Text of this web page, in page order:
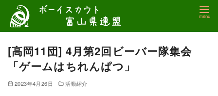
テ
[高岡11団] 4月第2回ビーバー隊集会
「ゲームはちれんぱつ」
2023年4月26日 活動紹介